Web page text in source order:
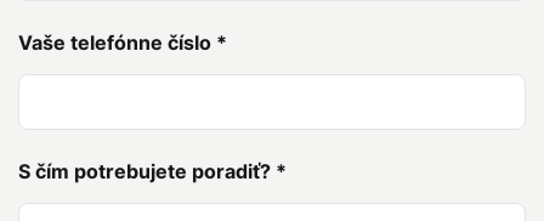
Vaše telefónne číslo *
S čím potrebujete poradiť? *